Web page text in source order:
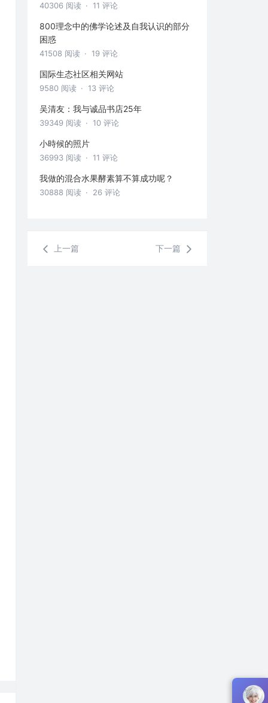
40306 阅读 · 11 评论
800理念中的佛学论述及自我认识的部分
困惑
41508 阅读 · 19 评论
国际生态社区相关网站
9580 阅读 · 13 评论
吴清友：我与诚品书店25年
39349 阅读 · 10 评论
小時候的照片
36993 阅读 · 11 评论
我做的混合水果酵素算不算成功呢？
30888 阅读 · 26 评论
上一篇 下一篇